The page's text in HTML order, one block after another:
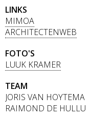
LINKS
MIMOA
ARCHITECTENWEB
FOTO'S
LUUK KRAMER
TEAM
JORIS VAN HOYTEMA
RAIMOND DE HULLU